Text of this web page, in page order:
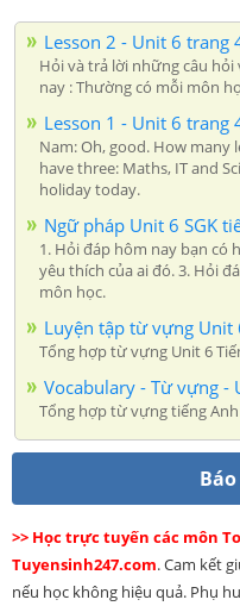
Lesson 2 - Unit 6 trang
Hỏi và trả lời những câu
nay : Thường có mỗi môn
Lesson 1 - Unit 6 trang
Nam: Oh, good. How many
have three: Maths, IT and
holiday today.
Ngữ pháp Unit 6 SGK
1. Hỏi đáp hôm nay bạn có
yêu thích của ai đó. 3. Hỏi
môn học.
Luyện tập từ vựng Unit
Tổng hợp từ vựng Unit 6
Vocabulary - Từ vựng -
Tổng hợp từ vựng tiếng
>> Học trực tuyến các môn
Tuyensinh247.com. Cam kết
nếu học không hiệu quả. Phụ